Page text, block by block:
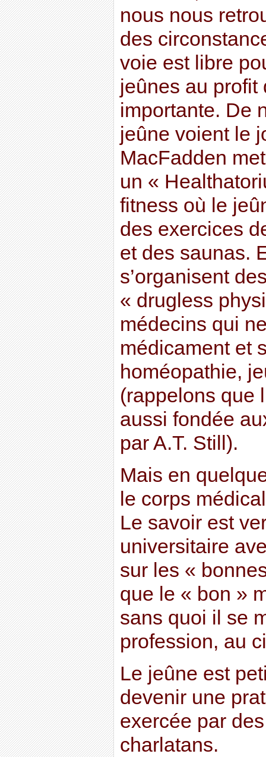
nous nous
des
voie est libre
jeûnes au profit
importante. De
jeûne voient le
MacFadden
un «
fitness où le
des exercices
et des saunas.
s’organisent
« drugless
médecins qui
médicament et
homéopathie,
(rappelons que
aussi fondée
par A.T. Still).
Mais en
le corps
Le savoir est
universitaire
sur les «
que le « bon »
sans quoi il se
profession, au
Le jeûne est
devenir une
exercée par
charlatans.